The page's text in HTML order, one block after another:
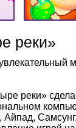
реки»
реки»